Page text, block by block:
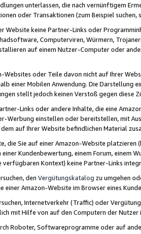
unterlassen, die nach vernünftigem
oder Transaktionen (zum Beispiel
Website keine Partner-Links oder
Computerviren, Würmern,
auf einem Nutzer-Computer oder
Websites oder Teile davon nicht auf Ihrer
einer Mobilen Anwendung. Die Darstellung
stellt jedoch keinen Verstoß gegen diese
Links oder andere Inhalte, die eine
Werbung einstellen oder bereitstellen, mit
auf Ihrer Website befindlichen Material
die Sie auf einer Amazon-Website
Kundenbewertung, einem Forum, einem
verfügbaren Kontext) keine Partner-Links
den Vergütungskatalog zu umgehen
einer Amazon-Website im Browser eines
Internetverkehr (Traffic) oder
mit Hilfe von auf den Computern der
Roboter, Softwareprogramme oder auf